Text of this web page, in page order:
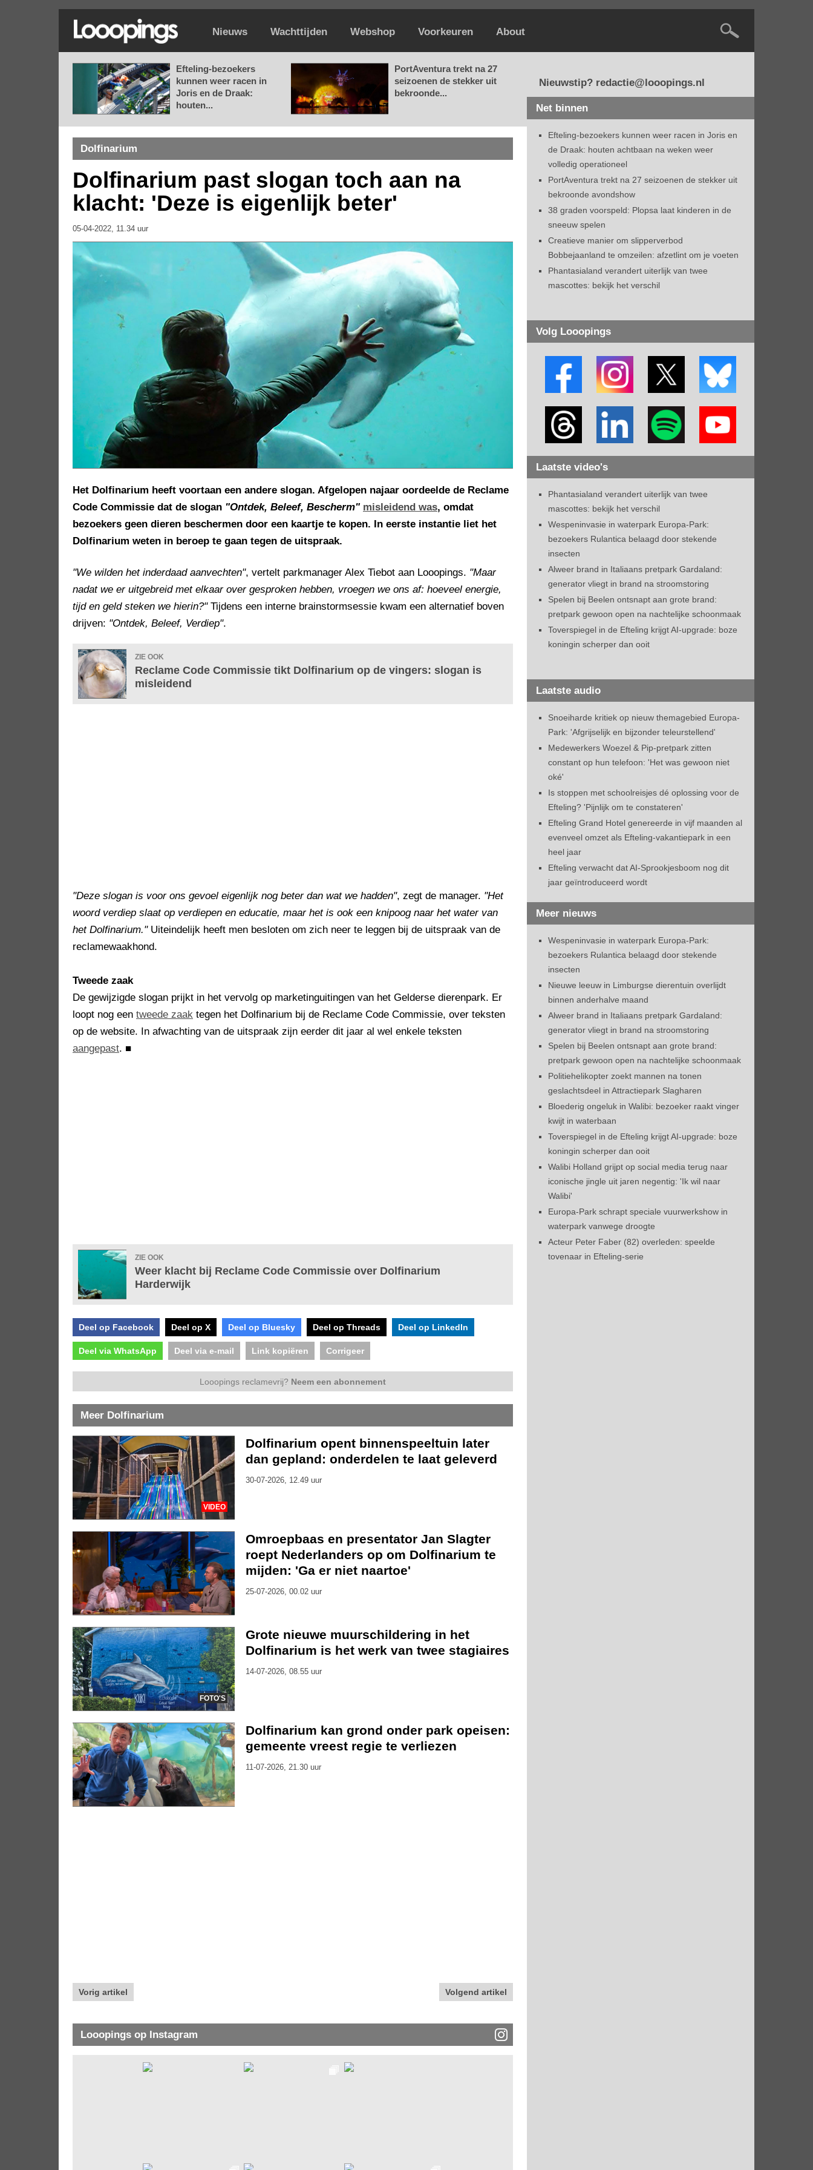
Nieuws Wachttijden Webshop Voorkeuren About
Efteling-bezoekers
kunnen weer racen in
Joris en de Draak:
houten...
PortAventura trekt na 27
seizoenen de stekker uit
bekroonde...
Dolfinarium
Dolfinarium past slogan toch aan na
klacht: 'Deze is eigenlijk beter'
05-04-2022, 11.34 uur
Het Dolfinarium heeft voortaan een andere slogan. Afgelopen najaar oordeelde de Reclame
Code Commissie dat de slogan "Ontdek, Beleef, Bescherm" misleidend was, omdat
bezoekers geen dieren beschermen door een kaartje te kopen. In eerste instantie liet het
Dolfinarium weten in beroep te gaan tegen de uitspraak.
"We wilden het inderdaad aanvechten", vertelt parkmanager Alex Tiebot aan Looopings. "Maar
nadat we er uitgebreid met elkaar over gesproken hebben, vroegen we ons af: hoeveel energie,
tijd en geld steken we hierin?"Tijdens een interne brainstormsessie kwam een alternatief boven
drijven: "Ontdek, Beleef, Verdiep".
ZIE OOK
Reclame Code Commissie tikt Dolfinarium op de vingers: slogan is
misleidend
"Deze slogan is voor ons gevoel eigenlijk nog beter dan wat we hadden", zegt de manager. "Het
woord verdiep slaat op verdiepen en educatie, maar het is ook een knipoog naar het water van
het Dolfinarium."Uiteindelijk heeft men besloten om zich neer te leggen bij de uitspraak van de
reclamewaakhond.
Tweede zaak
De gewijzigde slogan prijkt in het vervolg op marketinguitingen van het Gelderse dierenpark. Er
loopt nog een tweede zaak tegen het Dolfinarium bij de Reclame Code Commissie, over teksten
op de website. In afwachting van de uitspraak zijn eerder dit jaar al wel enkele teksten
aangepast. ■
ZIE OOK
Weer klacht bij Reclame Code Commissie over Dolfinarium
Harderwijk
Deel op Facebook Deel op X Deel op Bluesky Deel op Threads Deel op LinkedIn
Deel via WhatsApp Deel via e-mail Link kopiëren Corrigeer
Looopings reclamevrij? Neem een abonnement
Meer Dolfinarium
VIDEO
Dolfinarium opent binnenspeeltuin later
dan gepland: onderdelen te laat geleverd
30-07-2026, 12.49 uur
Omroepbaas en presentator Jan Slagter
roept Nederlanders op om Dolfinarium te
mijden: 'Ga er niet naartoe'
25-07-2026, 00.02 uur
FOTO'S
Grote nieuwe muurschildering in het
Dolfinarium is het werk van twee stagiaires
14-07-2026, 08.55 uur
Dolfinarium kan grond onder park opeisen:
gemeente vreest regie te verliezen
11-07-2026, 21.30 uur
Vorig artikel Volgend artikel
Looopings op Instagram
Nieuwstip? redactie@looopings.nl
Net binnen
Efteling-bezoekers kunnen weer racen in Joris en
de Draak: houten achtbaan na weken weer
volledig operationeel
PortAventura trekt na 27 seizoenen de stekker uit
bekroonde avondshow
38 graden voorspeld: Plopsa laat kinderen in de
sneeuw spelen
Creatieve manier om slipperverbod
Bobbejaanland te omzeilen: afzetlint om je voeten
Phantasialand verandert uiterlijk van twee
mascottes: bekijk het verschil
Volg Looopings
Laatste video's
Phantasialand verandert uiterlijk van twee
mascottes: bekijk het verschil
Wespeninvasie in waterpark Europa-Park:
bezoekers Rulantica belaagd door stekende
insecten
Alweer brand in Italiaans pretpark Gardaland:
generator vliegt in brand na stroomstoring
Spelen bij Beelen ontsnapt aan grote brand:
pretpark gewoon open na nachtelijke schoonmaak
Toverspiegel in de Efteling krijgt AI-upgrade: boze
koningin scherper dan ooit
Laatste audio
Snoeiharde kritiek op nieuw themagebied Europa-
Park: 'Afgrijselijk en bijzonder teleurstellend'
Medewerkers Woezel & Pip-pretpark zitten
constant op hun telefoon: 'Het was gewoon niet
oké'
Is stoppen met schoolreisjes dé oplossing voor de
Efteling? 'Pijnlijk om te constateren'
Efteling Grand Hotel genereerde in vijf maanden al
evenveel omzet als Efteling-vakantiepark in een
heel jaar
Efteling verwacht dat AI-Sprookjesboom nog dit
jaar geïntroduceerd wordt
Meer nieuws
Wespeninvasie in waterpark Europa-Park:
bezoekers Rulantica belaagd door stekende
insecten
Nieuwe leeuw in Limburgse dierentuin overlijdt
binnen anderhalve maand
Alweer brand in Italiaans pretpark Gardaland:
generator vliegt in brand na stroomstoring
Spelen bij Beelen ontsnapt aan grote brand:
pretpark gewoon open na nachtelijke schoonmaak
Politiehelikopter zoekt mannen na tonen
geslachtsdeel in Attractiepark Slagharen
Bloederig ongeluk in Walibi: bezoeker raakt vinger
kwijt in waterbaan
Toverspiegel in de Efteling krijgt AI-upgrade: boze
koningin scherper dan ooit
Walibi Holland grijpt op social media terug naar
iconische jingle uit jaren negentig: 'Ik wil naar
Walibi'
Europa-Park schrapt speciale vuurwerkshow in
waterpark vanwege droogte
Acteur Peter Faber (82) overleden: speelde
tovenaar in Efteling-serie